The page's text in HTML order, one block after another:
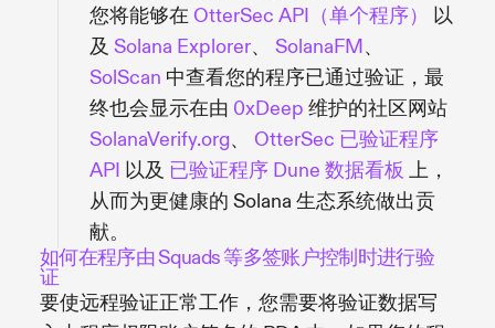
您将能够在 OtterSec API（单个程序）
以
及 Solana Explorer、 SolanaFM、
SolScan 中查看您的程序已通过验证，最
终也会显示在由 0xDeep 维护的社区网站
SolanaVerify.org、 OtterSec 已验证程序
API 以及 已验证程序 Dune 数据看板 上，
从而为更健康的 Solana 生态系统做出贡
献。
如何在程序由 Squads 等多签账户控制时进行验
证
要使远程验证正常工作，您需要将验证数据写